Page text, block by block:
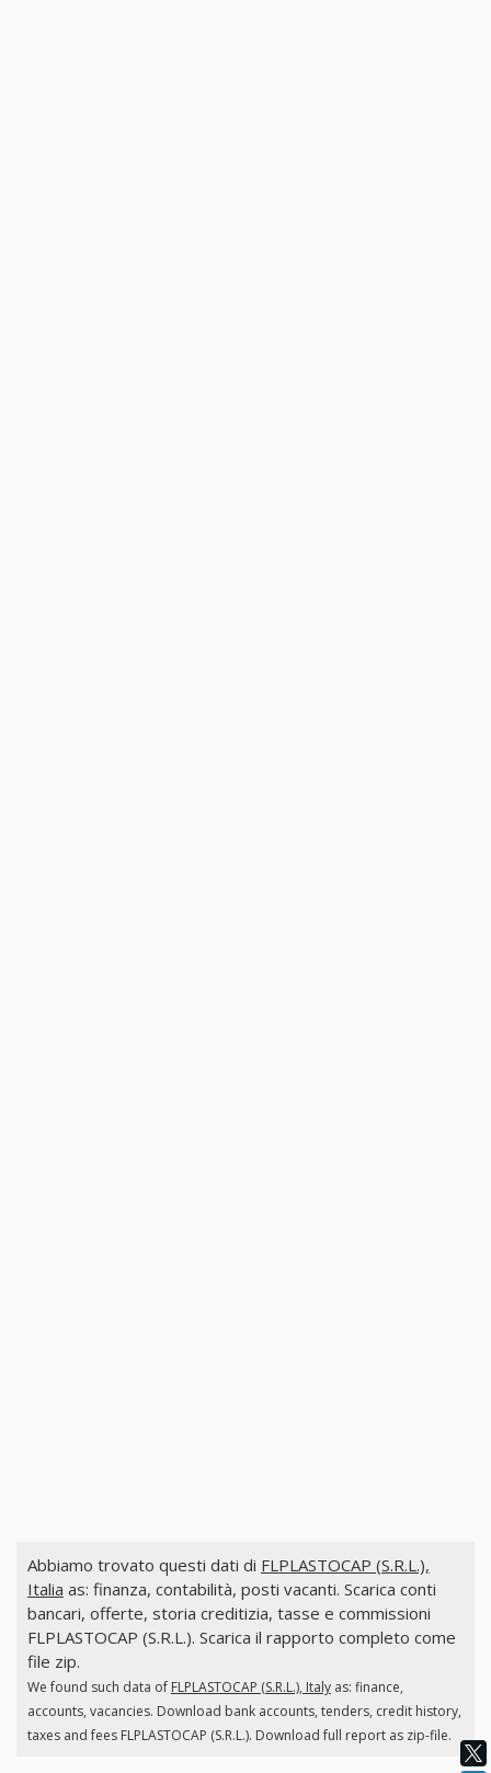
Abbiamo trovato questi dati di FLPLASTOCAP (S.R.L.),
Italia as: finanza, contabilità, posti vacanti. Scarica conti
bancari, offerte, storia creditizia, tasse e commissioni
FLPLASTOCAP (S.R.L.). Scarica il rapporto completo come
file zip.
We found such data of FLPLASTOCAP (S.R.L.), Italyas: finance,
accounts, vacancies. Download bank accounts, tenders, credit history,
taxes and fees FLPLASTOCAP (S.R.L.). Download full report as zip-file.